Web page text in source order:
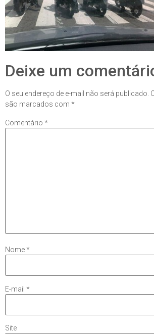
Deixe um
O seu endereço de e-mail não será publicado.
são marcados com *
Comentário *
Nome*
E-mail *
Site